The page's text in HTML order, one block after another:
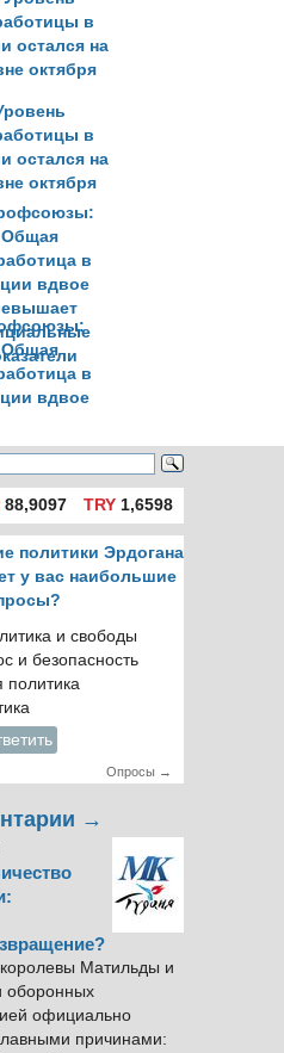
2018 года
в
остался на
октября
Общая
в
вдвое
88,9097 TRY1,6598
политики Эрдогана
у вас наибольшие
и свободы
и безопасность
политика
Опросы →
→
королевы Матильды и
оборонных
официально
причинами: